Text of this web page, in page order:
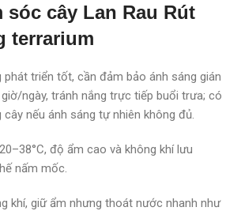
sóc cây Lan Rau Rút
terrarium
triển tốt, cần đảm bảo ánh sáng gián
ngày, tránh nắng trực tiếp buổi trưa; có
nếu ánh sáng tự nhiên không đủ.
độ ẩm cao và không khí lưu
nấm mốc.
khí, giữ ẩm nhưng thoát nước nhanh như